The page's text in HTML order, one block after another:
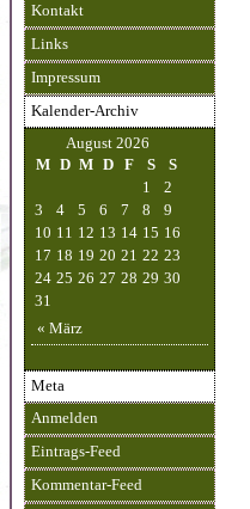
Kontakt
Links
Impressum
Kalender-Archiv
August 2026
M D M D F S
S
1
2
3
4 5 6 7 8
9
10 11 12 13 14 15 16
17 18 19 20 21 22 23
24 25 26 27 28 29 30
31
« März
Meta
Anmelden
Eintrags-Feed
Kommentar-Feed